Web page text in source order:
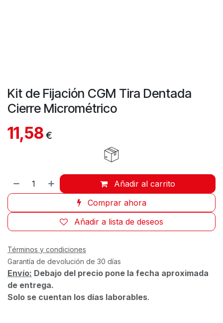
Kit de Fijación CGM Tira Dentada
Cierre Micrométrico
11,58 €
Añadir al carrito
Comprar ahora
Añadir a lista de deseos
Términos y condiciones
Garantía de devolución de 30 días
Envío: Debajo del precio pone la fecha aproximada
de entrega.
Solo se cuentan los días laborables.